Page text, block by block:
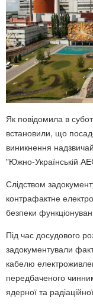
Як повідомила в
встановили, що
виникнення
"Южно-Українській
Слідством
контрафактне
безпеки
Під час досудового
задокументували
кабелю
передбаченого
ядерної та